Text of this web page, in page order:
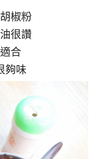
椒粉
很讚
合
夠味